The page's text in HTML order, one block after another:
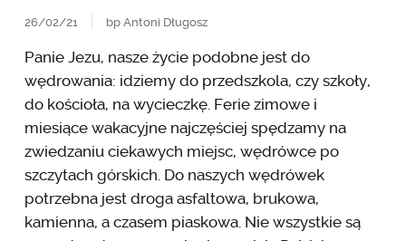
26/02/21 bp Antoni Długosz
Panie Jezu, nasze życie podobne jest do
wędrowania: idziemy do przedszkola, czy szkoły,
do kościoła, na wycieczkę. Ferie zimowe i
miesiące wakacyjne najczęściej spędzamy na
zwiedzaniu ciekawych miejsc, wędrówce po
szczytach górskich. Do naszych wędrówek
potrzebna jest droga asfaltowa, brukowa,
kamienna, a czasem piaskowa. Nie wszystkie są